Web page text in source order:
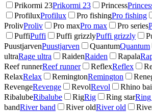
Prikormi 23Prikormi 23 Princess
ProfiluxProfilux Pro fishingPro fishing
ProlivProliv Pro maxPro max Pro series
PuffiPuffi Puffi grizzlyPuffi grizzly
PuustjarvenPuustjarven QuantumQuantum
ultraRage ultra RaidenRaiden Rapala
Reef runnerReef runner ReflexReflex
RelaxRelax RemingtonRemington
RevengeRevenge RevolRevol Rhino
RibalubeRibalube RigRig Ring starRing
bandRiver band River oldRiver old